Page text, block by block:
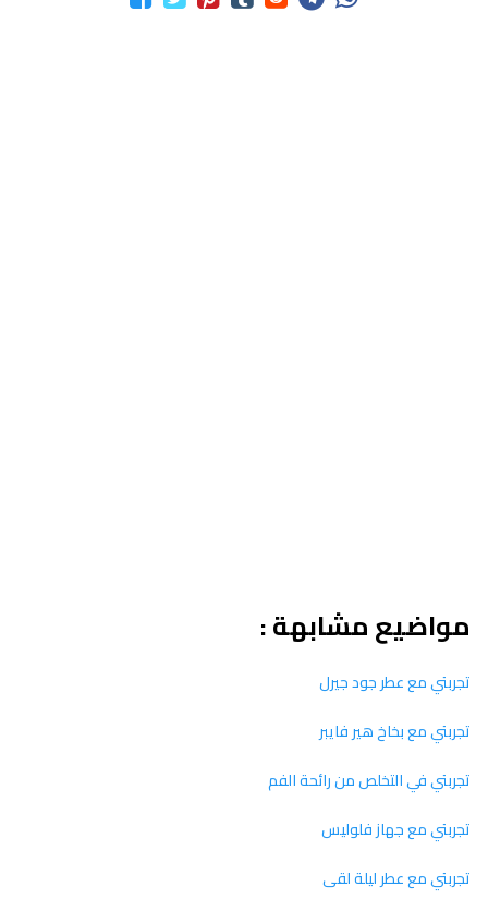
مواضيع مشابهة :
تجربتي مع عطر جود جيرل
تجربتي مع بخاخ هير فايبر
تجربتي في التخلص من رائحة الفم
تجربتي مع جهاز فلوليس
تجربتي مع عطر ليلة لقى